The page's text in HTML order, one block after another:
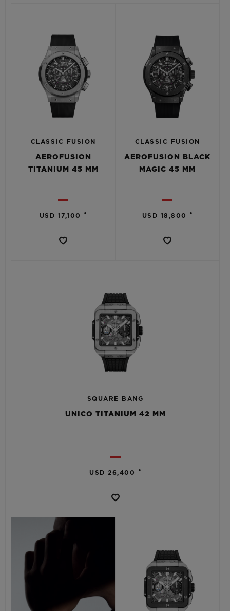
CLASSIC FUSION
AEROFUSION
TITANIUM 45 MM
USD 17,100 •
CLASSIC FUSION
AEROFUSION BLACK
MAGIC 45 MM
USD 18,800 •
SQUARE BANG
UNICO TITANIUM 42 MM
USD 26,400 •